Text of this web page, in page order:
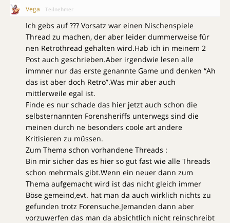
Vega Teilnehmer
Ich gebs auf ??? Vorsatz war einen Nischenspiele
Thread zu machen, der aber leider dummerweise für
nen Retrothread gehalten wird.Hab ich in meinem 2
Post auch geschrieben.Aber irgendwie lesen alle
immner nur das erste genannte Game und denken “Ah
das ist aber doch Retro”.Was mir aber auch
mittlerweile egal ist.
Finde es nur schade das hier jetzt auch schon die
selbsternannten Forensheriffs unterwegs sind die
meinen durch ne besonders coole art andere
Kritisieren zu müssen.
Zum Thema schon vorhandene Threads :
Bin mir sicher das es hier so gut fast wie alle Threads
schon mehrmals gibt.Wenn ein neuer dann zum
Thema aufgemacht wird ist das nicht gleich immer
Böse gemeind,evt. hat man da auch wirklich nichts zu
gefunden trotz Forensuche.Jemanden dann aber
vorzuwerfen das man da absichtlich nicht reinschreibt